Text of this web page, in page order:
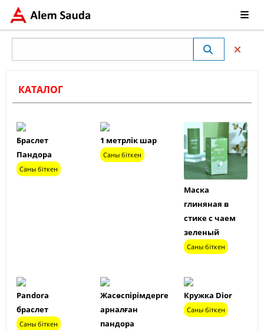
КАТАЛОГ
Браслет
Пандора
Саны біткен
1 метрлік шар
Саны біткен
Маска
глиняная в
стике с чаем
зеленый
Саны біткен
Pandora
браслет
Саны біткен
Жасөспірімдерге
арналған
пандора
Кружка Dior
Саны біткен